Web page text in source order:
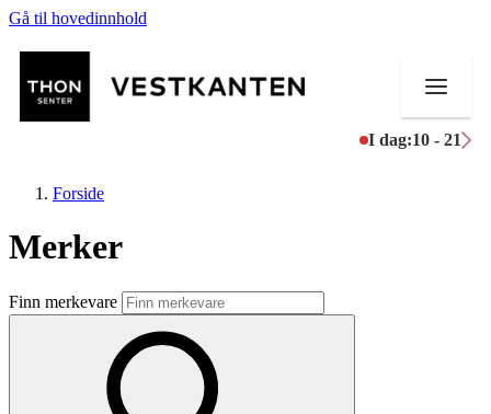
Gå til hovedinnhold
I dag:10 - 21
Butikker
Mat og drikke
Forside
Merker
Finn merkevare